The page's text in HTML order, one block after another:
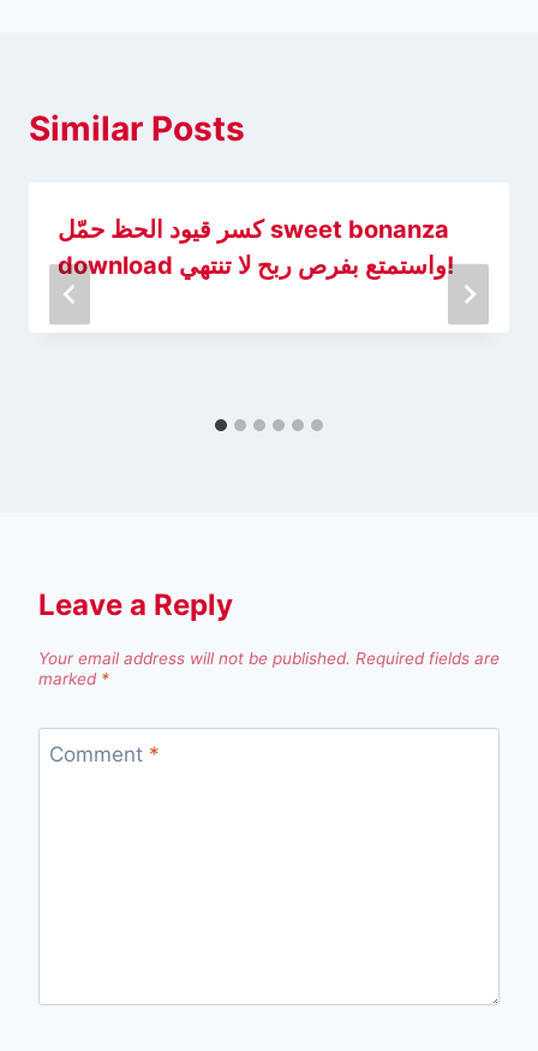
Similar Posts
كسر قيود الحظ حمّل sweet bonanza
download واستمتع بفرص ربح لا تنتهي!
Leave a Reply
Your email address will not be published. Required fields are
marked *
Comment *